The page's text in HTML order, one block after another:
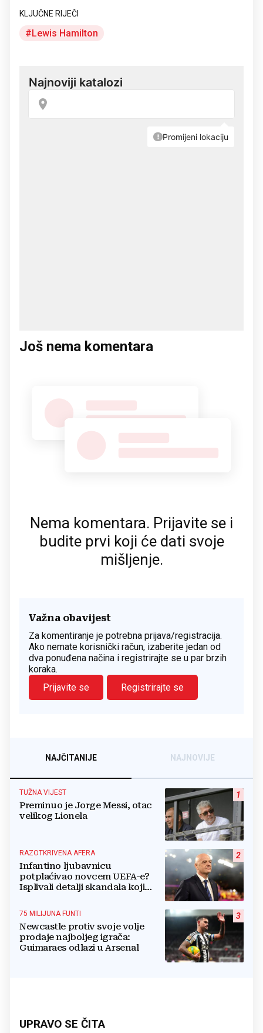
KLJUČNE RIJEČI
Lewis Hamilton
Još nema komentara
Nema komentara. Prijavite se i
budite prvi koji će dati svoje
mišljenje.
Važna obavijest
Za komentiranje je potrebna prijava/registracija.
Ako nemate korisnički račun, izaberite jedan od
dva ponuđena načina i registrirajte se u par brzih
koraka.
Prijavite se
Registrirajte se
NAJČITANIJE NAJNOVIJE
1
TUŽNA VIJEST
Preminuo je Jorge Messi, otac
velikog Lionela
2
RAZOTKRIVENA AFERA
Infantino ljubavnicu
potplaćivao novcem UEFA-e?
Isplivali detalji skandala koji
3
75 MILIJUNA FUNTI
Newcastle protiv svoje volje
prodaje najboljeg igrača:
Guimaraes odlazi u Arsenal
UPRAVO SE ČITA